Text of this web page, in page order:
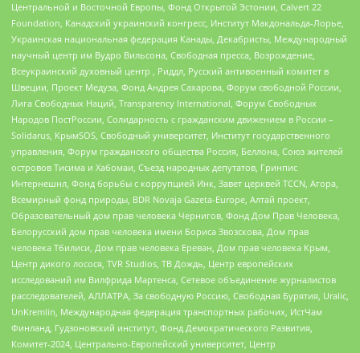
Центральной и Восточной Европы, Фонд Открытой Эстонии, Calvert 22
Foundation, Канадский украинский конгресс, Институт Макдональда-Лорье,
Украинская национальная федерация Канады, Декабристы, Международный
научный центр им Вудро Вильсона, Свободная пресса, Возрождение,
Всеукраинский духовный центр , Риддл, Русский антивоенный комитет в
Швеции, Проект Медуза, Фонд Андрея Сахарова, Форум свободной России,
Лига Свободных Наций, Transparеncy International, Форум Свободных
Народов ПостРоссии, Солидарность с гражданским движением в России –
Solidarus, КрымSOS, Свободный университет, Институт государственного
управления, Форум гражданского общества Россия, Беллона, Союз жителей
островов Тисима и Хабомаи, Съезд народных депутатов, Гринпис
Интернешнл, Фонд борьбы с коррупцией Инк, Завет церквей TCCN, Агора,
Всемирный фонд природы, BDR Novaja Gazeta-Europe, Алтай проект,
Образовательный дом прав человека Чернигов, Фонд Дом Прав Человека,
Белорусский дом прав человека имени Бориса Звозскова, Дом прав
человека Тбилиси, Дом прав человека Ереван, Дом прав человека Крым,
Центр дикого лосося, TVR Studios, ТВ Дождь, Центр европейских
исследований им Вилфрида Мартенса, Сетевое объединение журналистов
расследователей, АЛЛАТРА, За свободную Россию, Свободная Бурятия, Uralic,
UnKremlin, Международная федерация транспортных рабочих, ИстЧам
Финланд, Гудзоновский институт, Фонд Демократического Развития,
Комитет-2024, Центрально-Европейский университет, Центр